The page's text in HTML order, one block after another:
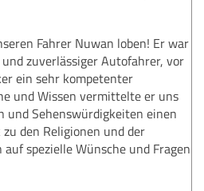
Fahrer Nuwan loben! Er war
zuverlässiger Autofahrer, vor
ein sehr kompetenter
und Wissen vermittelte er uns
und Sehenswürdigkeiten einen
den Religionen und der
auf spezielle Wünsche und Fragen